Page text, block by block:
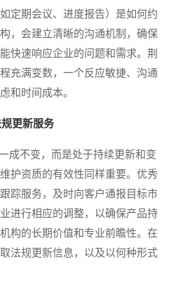
定期会议、进度报告）是如何约
，会建立清晰的沟通机制，确保
快速响应企业的问题和需求。荆
充满变数，一个反应敏捷、沟通
和时间成本。
更新服务
不变，而是处于持续更新和变
护资质的有效性同样重要。优秀
踪服务，及时向客户通报目标市
进行相应的调整，以确保产品持
构的长期价值和专业前瞻性。在
法规更新信息，以及以何种形式